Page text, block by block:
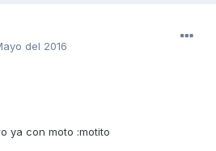
del 2016
ya con moto :motito